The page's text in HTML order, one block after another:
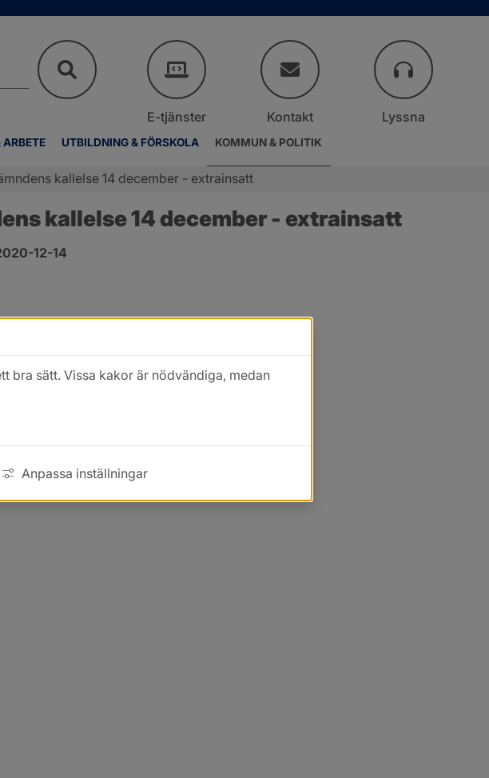
UTBILDNING & FÖRSKOLA KOMMUN & POLITIK
E-tjänster Kontakt Lyssna
kallelse 14 december - extrainsatt
kallelse 14 december - extrainsatt
12-14
fönster.
bra sätt. Vissa kakor är nödvändiga, medan
Anpassa inställningar